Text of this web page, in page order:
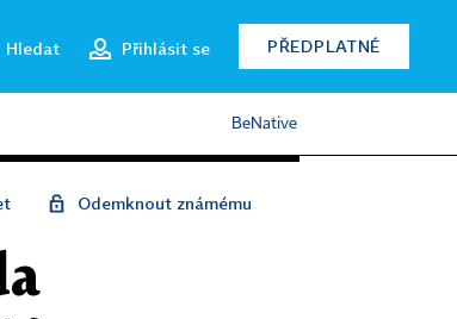
Hledat Přihlásit se PŘEDPLATNÉ
BeNative
Odemknout známému